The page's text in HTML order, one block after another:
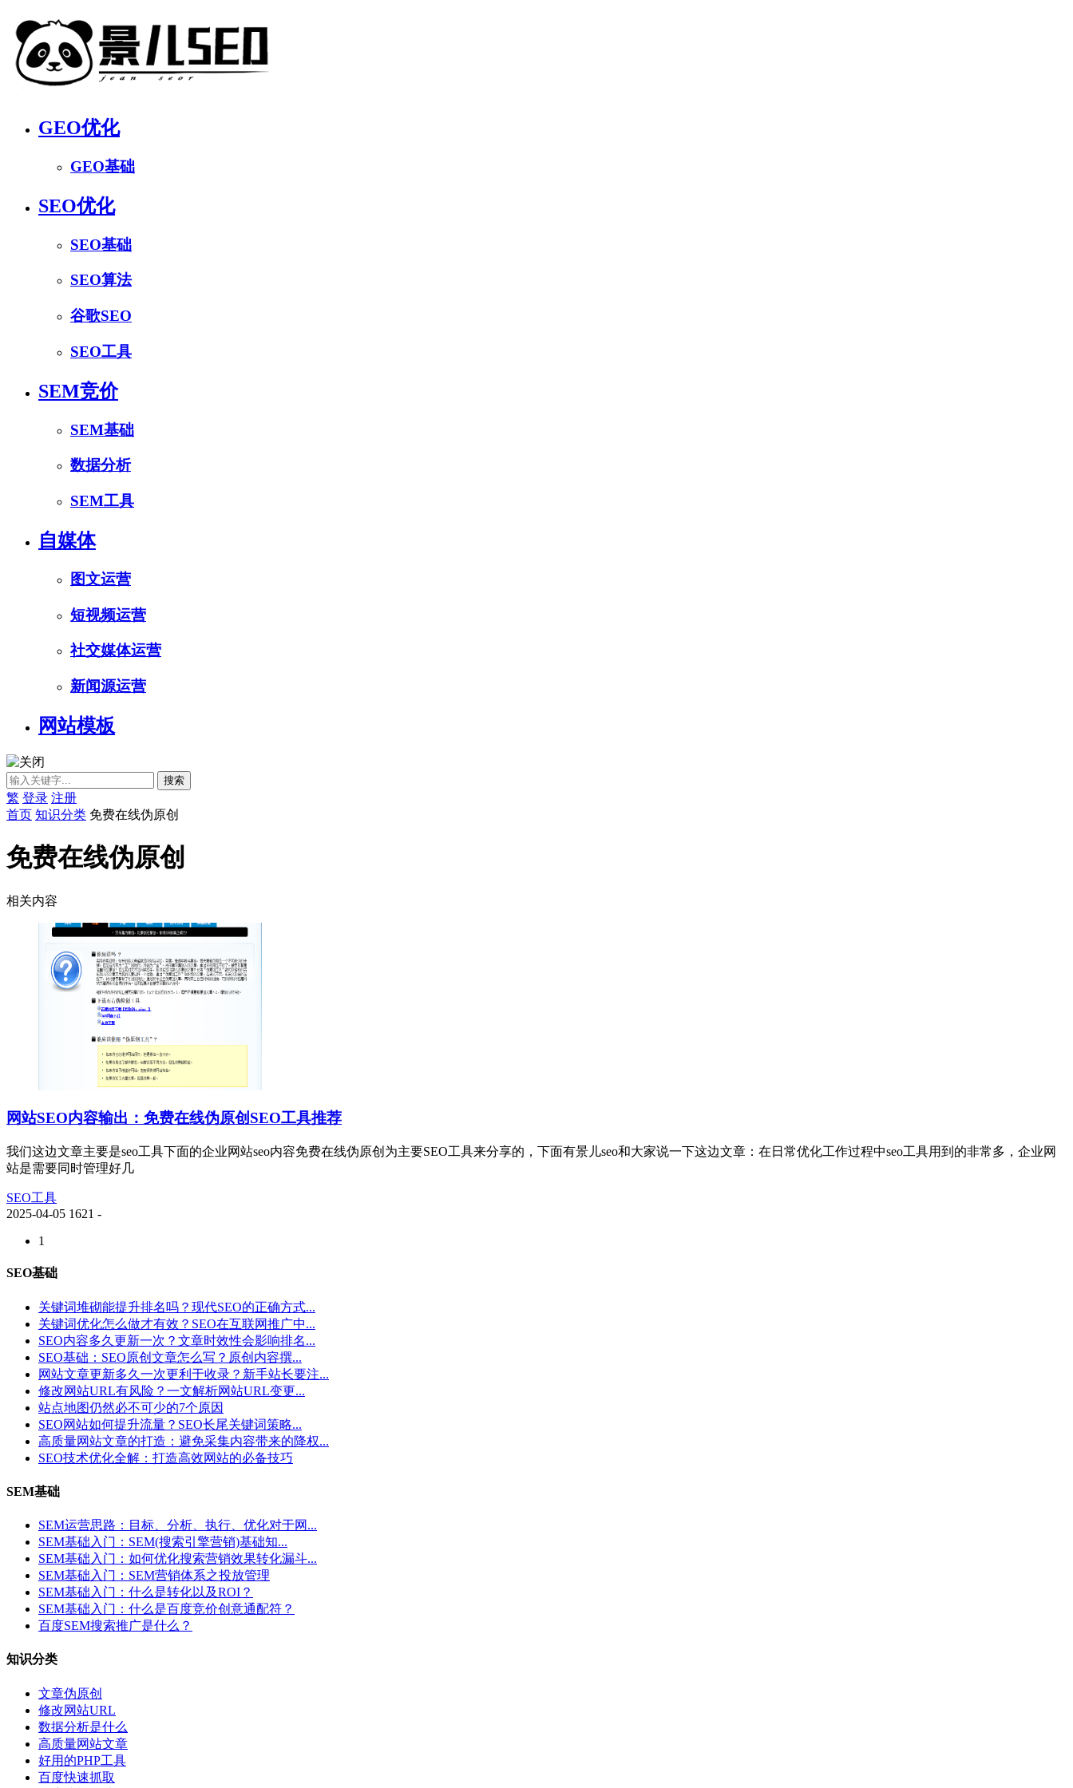
GEO优化
GEO基础
SEO优化
SEO基础
SEO算法
谷歌SEO
SEO工具
SEM竞价
SEM基础
数据分析
SEM工具
自媒体
图文运营
短视频运营
社交媒体运营
新闻源运营
网站模板
繁 登录 注册
首页 知识分类 免费在线伪原创
免费在线伪原创
相关内容
‌网站SEO内容输出：免费在线伪原创SEO工具推荐
我们这边文章主要是seo工具下面的企业网站seo内容免费在线伪原创为主要SEO工具来分享的，下面有景儿seo和大家说一下这边文章：在日常优化工作过程中seo工具用到的非常多，企业网
站是需要同时管理好几
SEO工具
2025-04-05 1621 -
1
SEO基础
关键词堆砌能提升排名吗？现代SEO的正确方式...
关键词优化怎么做才有效？SEO在互联网推广中...
SEO内容多久更新一次？文章时效性会影响排名...
SEO基础：SEO原创文章怎么写？原创内容撰...
网站文章更新多久一次更利于收录？新手站长要注...
修改网站URL有风险？一文解析网站URL变更...
站点地图仍然必不可少的7个原因
SEO网站如何提升流量？SEO长尾关键词策略...
高质量网站文章的打造：避免采集内容带来的降权...
SEO技术优化全解：打造高效网站的必备技巧
SEM基础
SEM运营思路：目标、分析、执行、优化对于网...
SEM基础入门：SEM(搜索引擎营销)基础知...
SEM基础入门：如何优化搜索营销效果转化漏斗...
SEM基础入门：SEM营销体系之投放管理
SEM基础入门：什么是转化以及ROI？
SEM基础入门：什么是百度竞价创意通配符？
百度SEM搜索推广是什么？
知识分类
文章伪原创
修改网站URL
数据分析是什么
高质量网站文章
好用的PHP工具
百度快速抓取